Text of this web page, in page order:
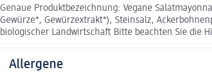
Genaue Produktbezeichnung: Vegane
Gewürze*, Gewürzextrakt*), Steinsalz,
biologischer Landwirtschaft Bitte beachten Sie die
Allergene